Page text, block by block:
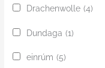
Drachenwolle (4)
Dundaga (1)
einrúm (5)